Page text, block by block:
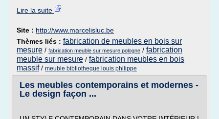
Lire la suite
Site : http://www.marcelisluc.be
Thèmes liés : fabrication de meubles en bois sur
mesure / fabrication meuble sur mesure pologne / fabrication
meuble sur mesure / fabrication meubles en bois
massif/ meuble bibliotheque louis philippe
Les meubles contemporains et modernes -
Le design façon ...